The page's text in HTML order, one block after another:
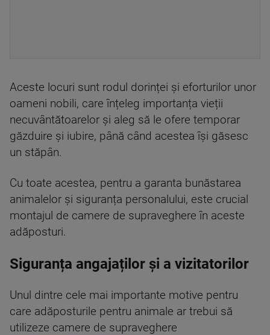
Aceste locuri sunt rodul dorinței și eforturilor unor
oameni nobili, care înțeleg importanța vieții
necuvântătoarelor și aleg să le ofere temporar
găzduire și iubire, până când acestea își găsesc
un stăpân.
Cu toate acestea, pentru a garanta bunăstarea
animalelor și siguranța personalului, este crucial
montajul de camere de supraveghere în aceste
adăposturi.
Siguranța angajaților și a vizitatorilor
Unul dintre cele mai importante motive pentru
care adăposturile pentru animale ar trebui să
utilizeze camere de supraveghere